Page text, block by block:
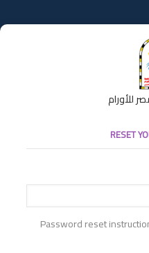
للأورام
RESET
Password reset